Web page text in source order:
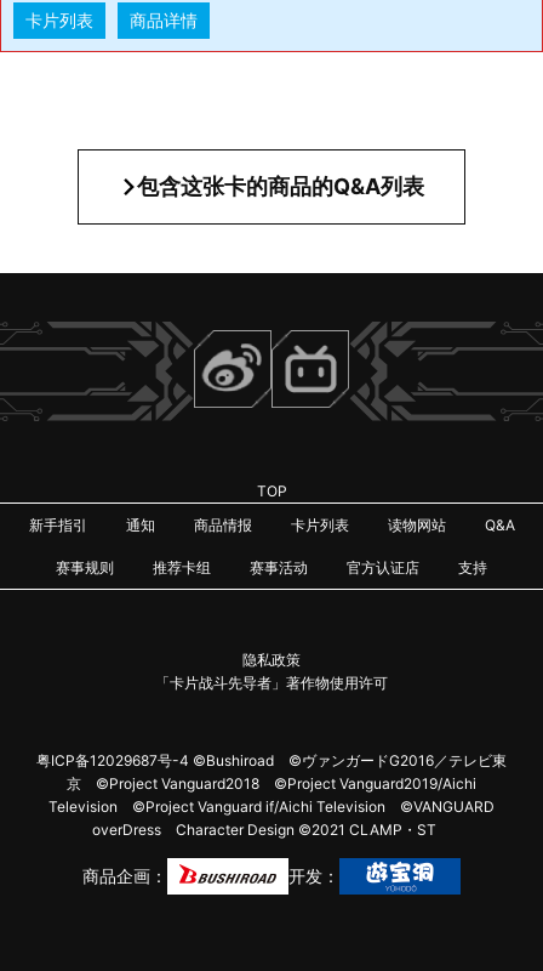
卡片列表 商品详情
包含这张卡的商品的Q&A列表
TOP
新手指引
通知 商品情报 卡片列表 读物网站 Q&A
赛事规则 推荐卡组 赛事活动 官方认证店 支持
隐私政策
「卡片战斗先导者」著作物使用许可
粤ICP备12029687号-4 ©Bushiroad ©ヴァンガードG2016／テレビ東
京 ©Project Vanguard2018 ©Project Vanguard2019/Aichi
Television ©Project Vanguard if/Aichi Television ©VANGUARD
overDress Character Design ©2021 CLAMP・ST
商品企画： 开发：